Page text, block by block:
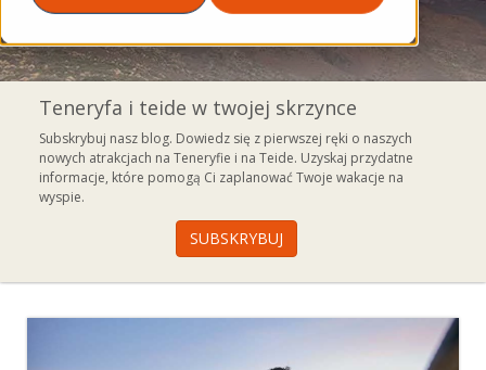
Teneryfa i teide w twojej skrzynce
Subskrybuj nasz blog. Dowiedz się z pierwszej ręki o naszych
nowych atrakcjach na Teneryfie i na Teide. Uzyskaj przydatne
informacje, które pomogą Ci zaplanować Twoje wakacje na
wyspie.